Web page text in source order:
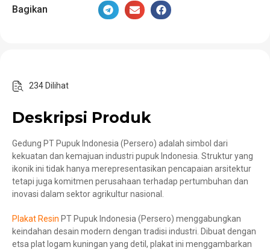
Bagikan
234 Dilihat
Deskripsi Produk
Gedung PT Pupuk Indonesia (Persero) adalah simbol dari
kekuatan dan kemajuan industri pupuk Indonesia. Struktur yang
ikonik ini tidak hanya merepresentasikan pencapaian arsitektur
tetapi juga komitmen perusahaan terhadap pertumbuhan dan
inovasi dalam sektor agrikultur nasional.
Plakat Resin PT Pupuk Indonesia (Persero) menggabungkan
keindahan desain modern dengan tradisi industri. Dibuat dengan
etsa plat logam kuningan yang detil, plakat ini menggambarkan